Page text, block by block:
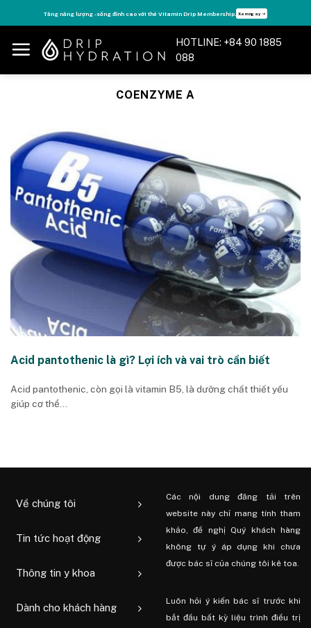
to
content
Tăng năng lượng - sống đỉnh cao với thẻ Vitamin Drip Membership. Xem ngay ➝
HOTLINE: +84 90 1885
088
COENZYME A
Acid pantothenic là gì? Lợi ích và vai trò cần biết
Acid pantothenic, còn gọi là vitamin B5, là dưỡng chất thiết yếu
giúp cơ thể...
Về chúng tôi
Tin tức hoạt động
Thông tin y khoa
Dành cho khách hàng
Các nội dung đăng tải trên
website này chỉ mang tính tham
khảo, đề nghị Quý khách hàng
không tự ý áp dụng khi chưa
được bác sĩ của chúng tôi kê toa.
Luôn hỏi ý kiến ​​bác sĩ trước khi
bắt đầu bất kỳ liệu trình điều trị